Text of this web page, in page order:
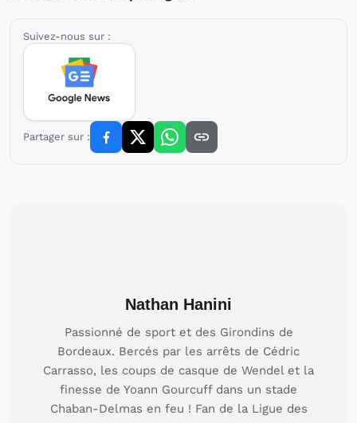
Suivez-nous sur :
Partager sur :
Nathan Hanini
Passionné de sport et des Girondins de
Bordeaux. Bercés par les arrêts de Cédric
Carrasso, les coups de casque de Wendel et la
finesse de Yoann Gourcuff dans un stade
Chaban-Delmas en feu ! Fan de la Ligue des